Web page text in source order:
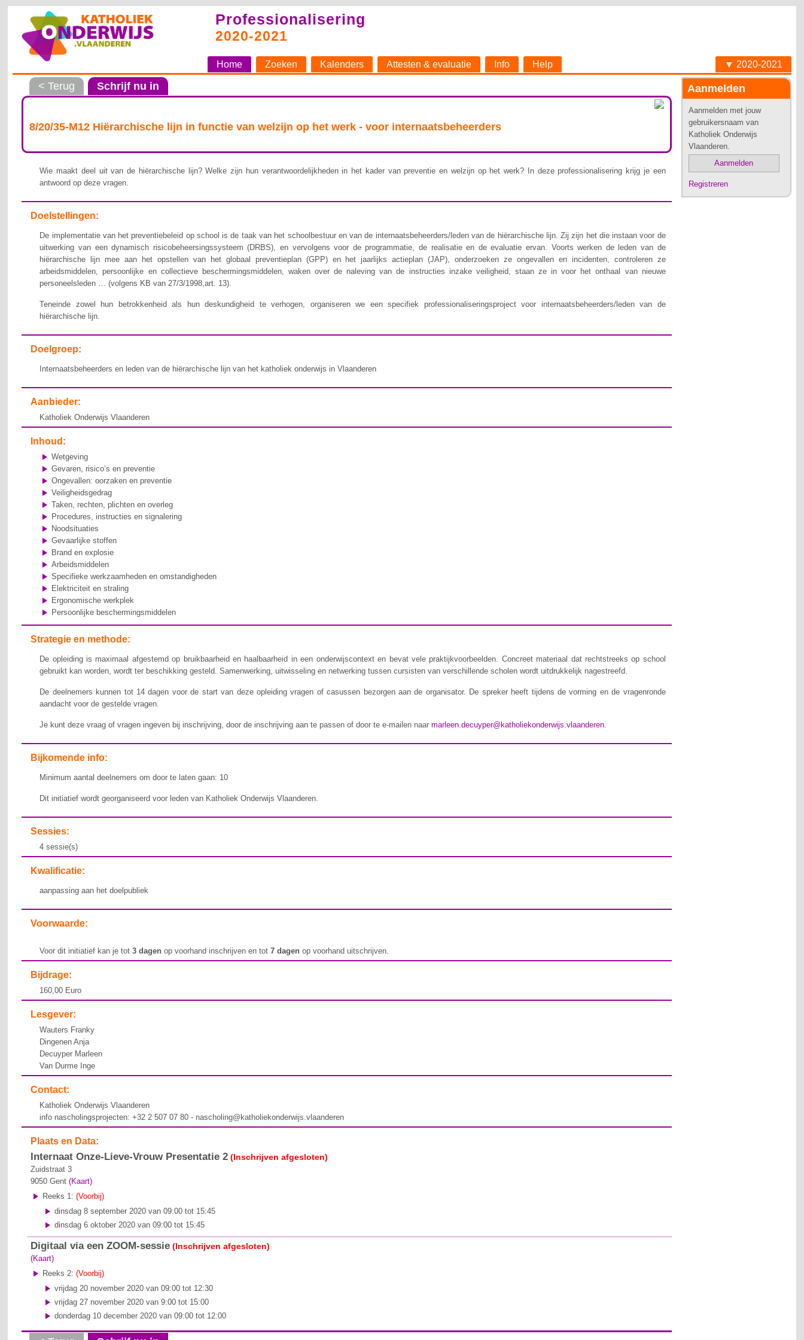
Professionalisering
2020-2021
Home Zoeken Kalenders Attesten & evaluatie Info Help ▼ 2020-2021
Aanmelden
Aanmelden met jouw
gebruikersnaam van
Katholiek Onderwijs
Vlaanderen.
Aanmelden
Registreren
< Terug Schrijf nu in
8/20/35-M12 Hiërarchische lijn in functie van welzijn op het werk - voor internaatsbeheerders
Wie maakt deel uit van de hiërarchische lijn? Welke zijn hun verantwoordelijkheden in het kader van preventie en welzijn op het werk? In deze professionalisering krijg je een
antwoord op deze vragen.
Doelstellingen:
De implementatie van het preventiebeleid op school is de taak van het schoolbestuur en van de internaatsbeheerders/leden van de hiërarchische lijn. Zij zijn het die instaan voor de
uitwerking van een dynamisch risicobeheersingssysteem (DRBS), en vervolgens voor de programmatie, de realisatie en de evaluatie ervan. Voorts werken de leden van de
hiërarchische lijn mee aan het opstellen van het globaal preventieplan (GPP) en het jaarlijks actieplan (JAP), onderzoeken ze ongevallen en incidenten, controleren ze
arbeidsmiddelen, persoonlijke en collectieve beschermingsmiddelen, waken over de naleving van de instructies inzake veiligheid, staan ze in voor het onthaal van nieuwe
personeelsleden … (volgens KB van 27/3/1998,art. 13).
Teneinde zowel hun betrokkenheid als hun deskundigheid te verhogen, organiseren we een specifiek professionaliseringsproject voor internaatsbeheerders/leden van de
hiërarchische lijn.
Doelgroep:
Internaatsbeheerders en leden van de hiërarchische lijn van het katholiek onderwijs in Vlaanderen
Aanbieder:
Katholiek Onderwijs Vlaanderen
Inhoud:
Wetgeving
Gevaren, risico’s en preventie
Ongevallen: oorzaken en preventie
Veiligheidsgedrag
Taken, rechten, plichten en overleg
Procedures, instructies en signalering
Noodsituaties
Gevaarlijke stoffen
Brand en explosie
Arbeidsmiddelen
Specifieke werkzaamheden en omstandigheden
Elektriciteit en straling
Ergonomische werkplek
Persoonlijke beschermingsmiddelen
Strategie en methode:
De opleiding is maximaal afgestemd op bruikbaarheid en haalbaarheid in een onderwijscontext en bevat vele praktijkvoorbeelden. Concreet materiaal dat rechtstreeks op school
gebruikt kan worden, wordt ter beschikking gesteld. Samenwerking, uitwisseling en netwerking tussen cursisten van verschillende scholen wordt uitdrukkelijk nagestreefd.
De deelnemers kunnen tot 14 dagen voor de start van deze opleiding vragen of casussen bezorgen aan de organisator. De spreker heeft tijdens de vorming en de vragenronde
aandacht voor de gestelde vragen.
Je kunt deze vraag of vragen ingeven bij inschrijving, door de inschrijving aan te passen of door te e-mailen naarmarleen.decuyper@katholiekonderwijs.vlaanderen.
Bijkomende info:
Minimum aantal deelnemers om door te laten gaan: 10
Dit initiatief wordt georganiseerd voor leden van Katholiek Onderwijs Vlaanderen.
Sessies:
4 sessie(s)
Kwalificatie:
aanpassing aan het doelpubliek
Voorwaarde:
Voor dit initiatief kan je tot3 dagen op voorhand inschrijven en tot7 dagenop voorhand uitschrijven.
Bijdrage:
160,00 Euro
Lesgever:
Wauters Franky
Dingenen Anja
Decuyper Marleen
Van Durme Inge
Contact:
Katholiek Onderwijs Vlaanderen
info nascholingsprojecten: +32 2 507 07 80 - nascholing@katholiekonderwijs.vlaanderen
Plaats en Data:
Internaat Onze-Lieve-Vrouw Presentatie 2 (Inschrijven afgesloten)
Zuidstraat 3
9050 Gent (Kaart)
Reeks 1:(Voorbij)
dinsdag 8 september 2020 van 09:00 tot 15:45
dinsdag 6 oktober 2020 van 09:00 tot 15:45
Digitaal via een ZOOM-sessie (Inschrijven afgesloten)
(Kaart)
Reeks 2:(Voorbij)
vrijdag 20 november 2020 van 09:00 tot 12:30
vrijdag 27 november 2020 van 9:00 tot 15:00
donderdag 10 december 2020 van 09:00 tot 12:00